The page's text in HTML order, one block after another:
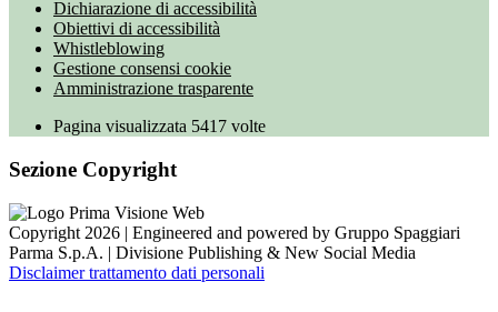
Dichiarazione di accessibilità
Obiettivi di accessibilità
Whistleblowing
Gestione consensi cookie
Amministrazione trasparente
Pagina visualizzata 5417 volte
Sezione Copyright
Copyright 2026 | Engineered and powered by Gruppo Spaggiari
Parma S.p.A. | Divisione Publishing & New Social Media
Disclaimer trattamento dati personali